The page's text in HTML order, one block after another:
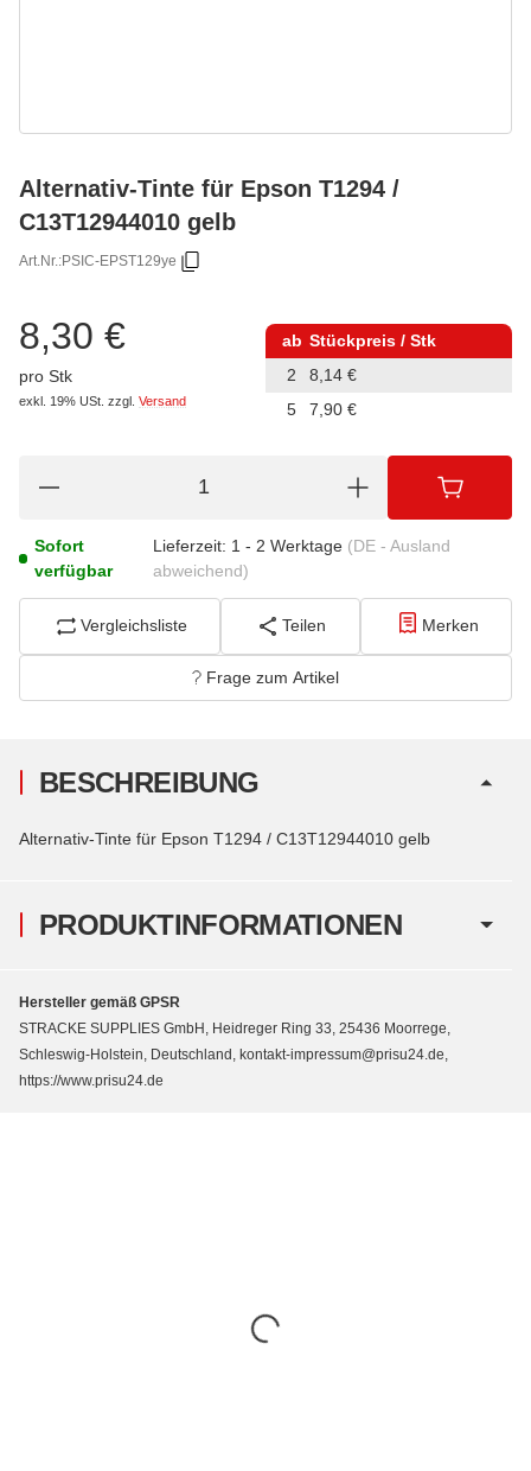
Alternativ-Tinte für Epson T1294 /
C13T12944010 gelb
Art.Nr.:PSIC-EPST129ye
8,30 €
pro Stk
exkl. 19% USt. zzgl. Versand
ab Stückpreis / Stk
2
8,14 €
5
7,90 €
Sofort
verfügbar
Lieferzeit: 1 - 2 Werktage (DE - Ausland
abweichend)
Vergleichsliste Teilen Merken
Frage zum Artikel
PRODUKTINFORMATIONEN
BESCHREIBUNG
Alternativ-Tinte für Epson T1294 / C13T12944010 gelb
Hersteller gemäß GPSR
STRACKE SUPPLIES GmbH, Heidreger Ring 33, 25436 Moorrege,
Schleswig-Holstein, Deutschland, kontakt-impressum@prisu24.de,
https://www.prisu24.de